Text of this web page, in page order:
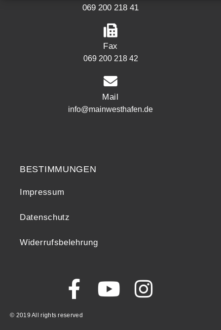
069 200 218 41
Fax
069 200 218 42
Mail
info@mainwesthafen.de
BESTIMMUNGEN
Impressum
Datenschutz
Widerrufsbelehrung
© 2019 All rights reserved